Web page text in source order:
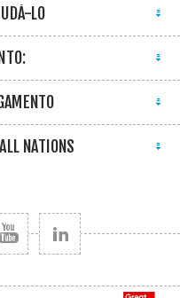
LO
NATIONS